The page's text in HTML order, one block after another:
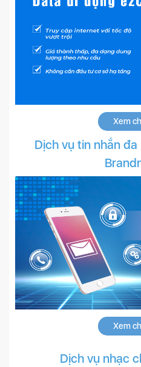
Xem
Dịch vụ tin nhắn
Xem
Dịch vụ nhạc